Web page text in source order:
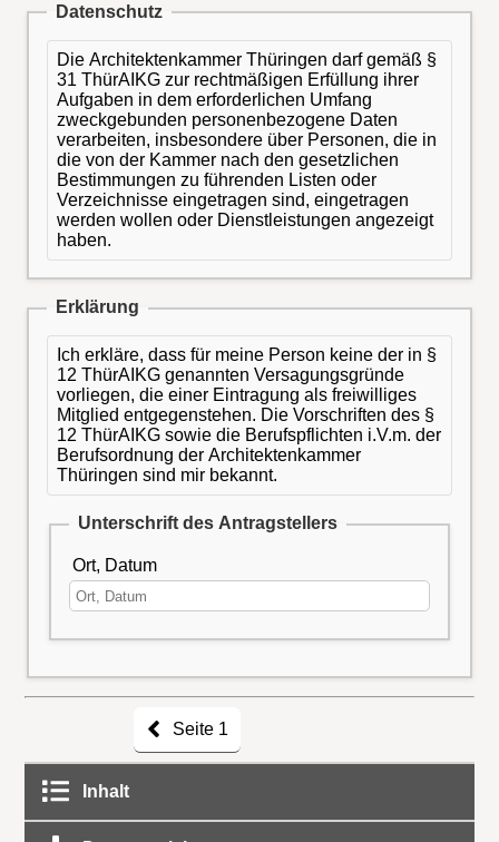
Datenschutz
Die Architektenkammer Thüringen darf gemäß §
31 ThürAIKG zur rechtmäßigen Erfüllung ihrer
Aufgaben in dem erforderlichen Umfang
zweckgebunden personenbezogene Daten
verarbeiten, insbesondere über Personen, die in
die von der Kammer nach den gesetzlichen
Bestimmungen zu führenden Listen oder
Verzeichnisse eingetragen sind, eingetragen
werden wollen oder Dienstleistungen angezeigt
haben.
Erklärung
Ich erkläre, dass für meine Person keine der in §
12 ThürAIKG genannten Versagungsgründe
vorliegen, die einer Eintragung als freiwilliges
Mitglied entgegenstehen. Die Vorschriften des §
12 ThürAIKG sowie die Berufspflichten i.V.m. der
Berufsordnung der Architektenkammer
Thüringen sind mir bekannt.
Unterschrift des Antragstellers
Ort, Datum
Seite 1
Inhalt